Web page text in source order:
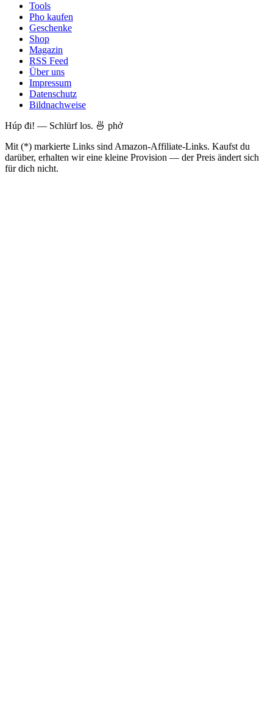
Tools
Pho kaufen
Geschenke
Shop
Magazin
RSS Feed
Über uns
Impressum
Datenschutz
Bildnachweise
Húp đi! — Schlürf los. 🍜 phở
Mit (*) markierte Links sind Amazon-Affiliate-Links. Kaufst du
darüber, erhalten wir eine kleine Provision — der Preis ändert sich
für dich nicht.